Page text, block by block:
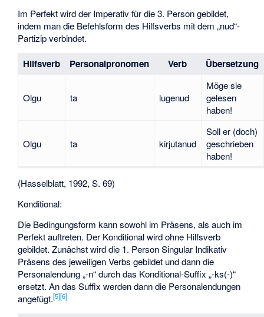
Im Perfekt wird der Imperativ für die 3. Person gebildet,
indem man die Befehlsform des Hilfsverbs mit dem „nud“-
Partizip verbindet.
Hilfsverb Personalpronomen Verb Übersetzung
Olgu ta lugenud
Möge sie
gelesen
haben!
Olgu ta kirjutanud
Soll er (doch)
geschrieben
haben!
(Hasselblatt, 1992, S. 69)
Konditional:
Die Bedingungsform kann sowohl im Präsens, als auch im
Perfekt auftreten. Der Konditional wird ohne Hilfsverb
gebildet. Zunächst wird die 1. Person Singular Indikativ
Präsens des jeweiligen Verbs gebildet und dann die
Personalendung „-n“ durch das Konditional-Suffix „-ks(-)“
ersetzt. An das Suffix werden dann die Personalendungen
angefügt.[5][6]